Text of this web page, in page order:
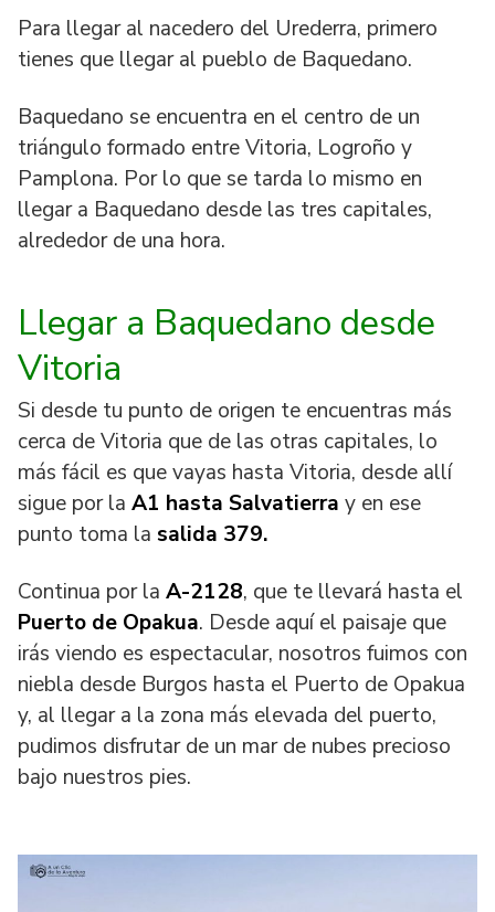
Para llegar al nacedero del Urederra, primero
tienes que llegar al pueblo de Baquedano.
Baquedano se encuentra en el centro de un
triángulo formado entre Vitoria, Logroño y
Pamplona. Por lo que se tarda lo mismo en
llegar a Baquedano desde las tres capitales,
alrededor de una hora.
Llegar a Baquedano desde
Vitoria
Si desde tu punto de origen te encuentras más
cerca de Vitoria que de las otras capitales, lo
más fácil es que vayas hasta Vitoria, desde allí
sigue por la A1 hasta Salvatierra y en ese
punto toma la salida 379.
Continua por la A-2128, que te llevará hasta el
Puerto de Opakua. Desde aquí el paisaje que
irás viendo es espectacular, nosotros fuimos con
niebla desde Burgos hasta el Puerto de Opakua
y, al llegar a la zona más elevada del puerto,
pudimos disfrutar de un mar de nubes precioso
bajo nuestros pies.